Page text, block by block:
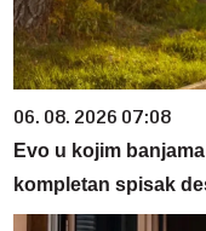
06. 08. 2026 07:08
Evo u kojim
kompletan spisak